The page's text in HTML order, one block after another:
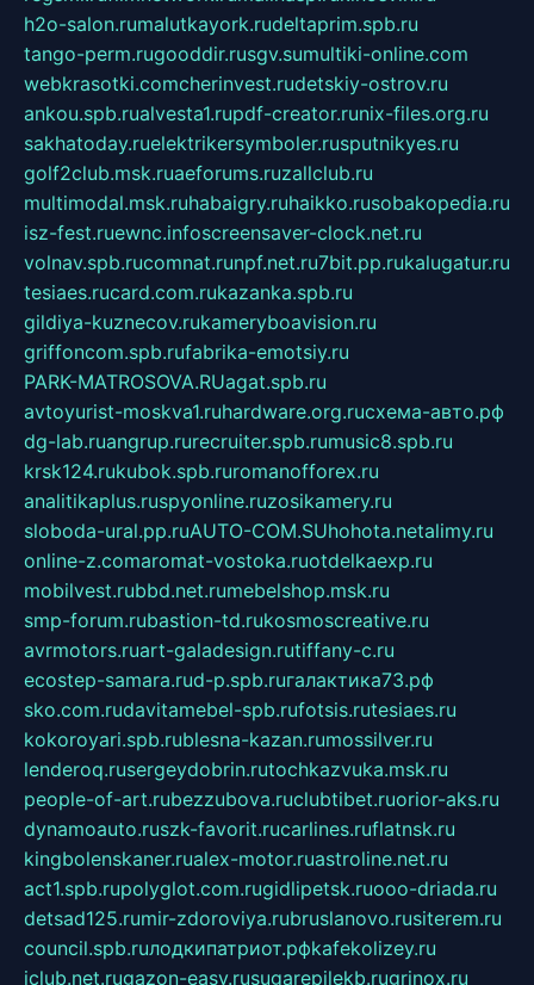
h2o-salon.rumalutkayork.rudeltaprim.spb.ru
tango-perm.rugooddir.rusgv.sumultiki-online.com
webkrasotki.comcherinvest.rudetskiy-ostrov.ru
ankou.spb.rualvesta1.rupdf-creator.runix-files.org.ru
sakhatoday.ruelektrikersymboler.rusputnikyes.ru
golf2club.msk.ruaeforums.ruzallclub.ru
multimodal.msk.ruhabaigry.ruhaikko.rusobakopedia.ru
isz-fest.ruewnc.infoscreensaver-clock.net.ru
volnav.spb.rucomnat.runpf.net.ru7bit.pp.rukalugatur.ru
tesiaes.rucard.com.rukazanka.spb.ru
gildiya-kuznecov.rukameryboavision.ru
griffoncom.spb.rufabrika-emotsiy.ru
PARK-MATROSOVA.RUagat.spb.ru
avtoyurist-moskva1.ruhardware.org.ruсхема-авто.рф
dg-lab.ruangrup.rurecruiter.spb.rumusic8.spb.ru
krsk124.rukubok.spb.ruromanofforex.ru
analitikaplus.ruspyonline.ruzosikamery.ru
sloboda-ural.pp.ruAUTO-COM.SUhohota.netalimy.ru
online-z.comaromat-vostoka.ruotdelkaexp.ru
mobilvest.rubbd.net.rumebelshop.msk.ru
smp-forum.rubastion-td.rukosmoscreative.ru
avrmotors.ruart-galadesign.rutiffany-c.ru
ecostep-samara.rud-p.spb.ruгалактика73.рф
sko.com.rudavitamebel-spb.rufotsis.rutesiaes.ru
kokoroyari.spb.rublesna-kazan.rumossilver.ru
lenderoq.rusergeydobrin.rutochkazvuka.msk.ru
people-of-art.rubezzubova.ruclubtibet.ruorior-aks.ru
dynamoauto.ruszk-favorit.rucarlines.ruflatnsk.ru
kingbolenskaner.rualex-motor.ruastroline.net.ru
act1.spb.rupolyglot.com.rugidlipetsk.ruooo-driada.ru
detsad125.rumir-zdoroviya.rubruslanovo.rusiterem.ru
council.spb.ruлодкипатриот.рфkafekolizey.ru
iclub.net.rugazon-easy.rusugarepilekb.rugrinox.ru